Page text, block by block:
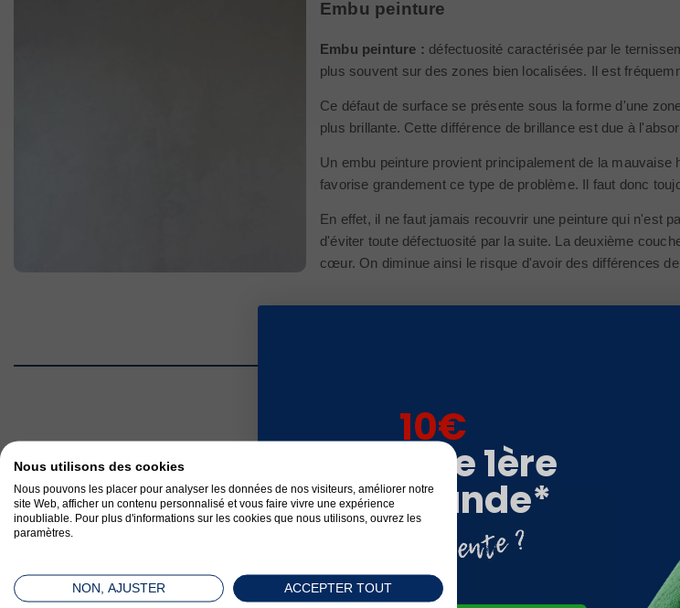
Embu peinture
Embu peinture : défectuosité caractérisée par le
plus souvent sur des zones bien localisées. Il est
Ce défaut de surface se présente sous la forme d'une
plus brillante. Cette différence de brillance est due à
Un embu peinture provient principalement de la
favorise grandement ce type de problème. Il faut donc
En effet, il ne faut jamais recouvrir une peinture qui n'est
d'éviter toute défectuosité par la suite. La deuxième
cœur. On diminue ainsi le risque d'avoir des différences
Nous utilisons des cookies
Nous pouvons les placer pour analyser les données de nos visiteurs, améliorer notre
site Web, afficher un contenu personnalisé et vous faire vivre une expérience
inoubliable. Pour plus d'informations sur les cookies que nous utilisons, ouvrez les
paramètres.
ACCEPTER TOUT
NON, AJUSTER
10€
sur votre 1ère
commande*